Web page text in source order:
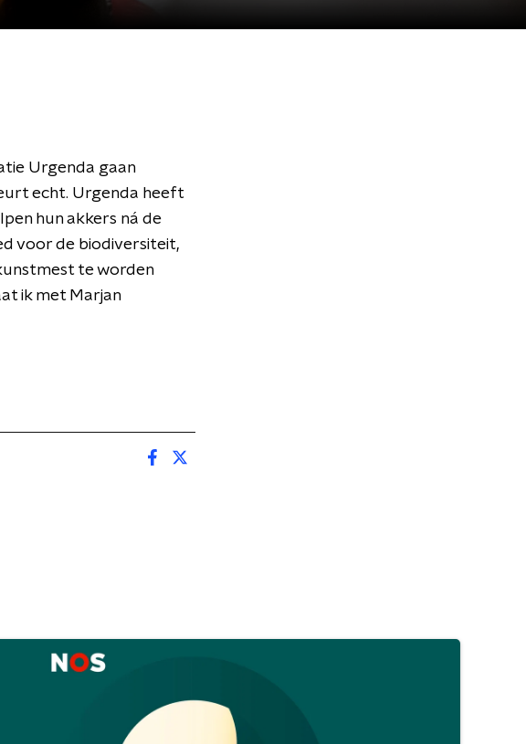
Urgenda gaan
echt. Urgenda heeft
hun akkers ná de
voor de biodiversiteit,
te worden
ik met Marjan